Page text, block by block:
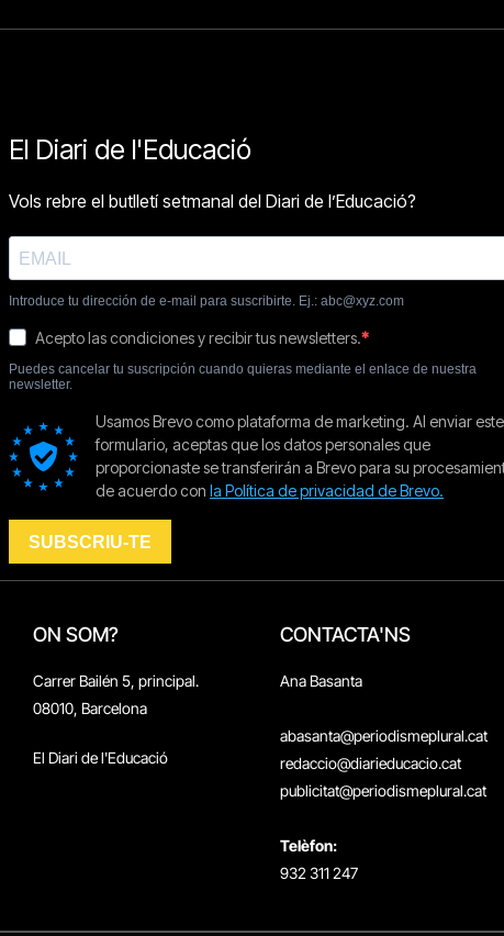
ON SOM?
Carrer Bailén 5, principal.
08010, Barcelona
El Diari de l'Educació
CONTACTA'NS
Ana Basanta
abasanta@periodismeplural.cat
redaccio@diarieducacio.cat
publicitat@periodismeplural.cat
Telèfon:
932 311 247